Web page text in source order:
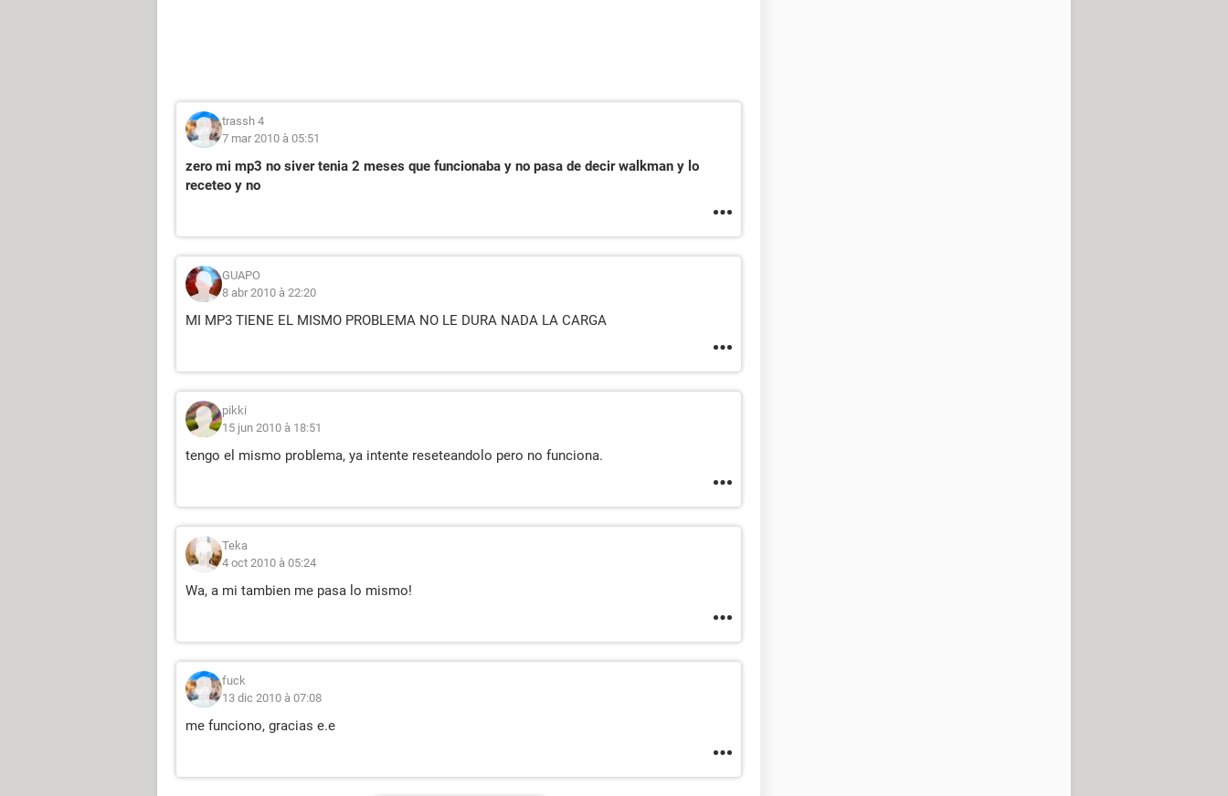
trassh 4
7 mar 2010 à 05:51
zero mi mp3 no siver tenia 2 meses que funcionaba y no pasa de decir walkman y lo
receteo y no
GUAPO
8 abr 2010 à 22:20
MI MP3 TIENE EL MISMO PROBLEMA NO LE DURA NADA LA CARGA
pikki
15 jun 2010 à 18:51
tengo el mismo problema, ya intente reseteandolo pero no funciona.
Teka
4 oct 2010 à 05:24
Wa, a mi tambien me pasa lo mismo!
fuck
13 dic 2010 à 07:08
me funciono, gracias e.e